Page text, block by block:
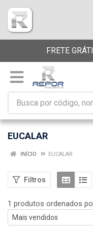
FRETE
EUCALAR
INÍCIO EUCALAR
Filtros
1 produtos ordenados